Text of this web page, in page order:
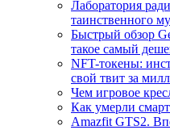
Лаборатория
таинственного
Быстрый обзор
такое самый
NFT-токены:
свой твит за
Чем игровое
Как умерли
Amazfit GTS2.